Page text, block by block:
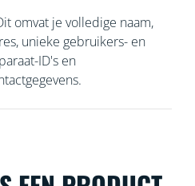
omvat je volledige naam,
unieke gebruikers- en
ID's en